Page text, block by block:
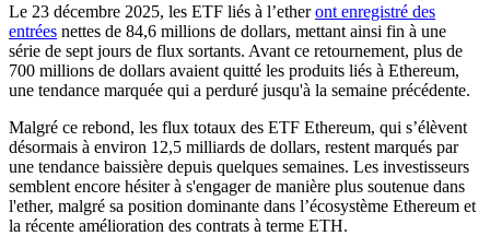
Le 23 décembre 2025, les ETF liés à l’etheront enregistré des
entrées nettes de 84,6 millions de dollars, mettant ainsi fin à une
série de sept jours de flux sortants. Avant ce retournement, plus de
700 millions de dollars avaient quitté les produits liés à Ethereum,
une tendance marquée qui a perduré jusqu'à la semaine précédente.
Malgré ce rebond, les flux totaux des ETF Ethereum, qui s’élèvent
désormais à environ 12,5 milliards de dollars, restent marqués par
une tendance baissière depuis quelques semaines. Les investisseurs
semblent encore hésiter à s'engager de manière plus soutenue dans
l'ether, malgré sa position dominante dans l’écosystème Ethereum et
la récente amélioration des contrats à terme ETH.